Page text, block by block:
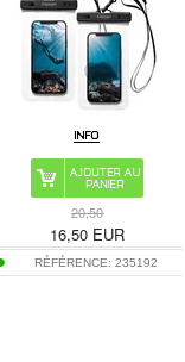
20,50
16,50 EUR
RÉFÉRENCE:235192